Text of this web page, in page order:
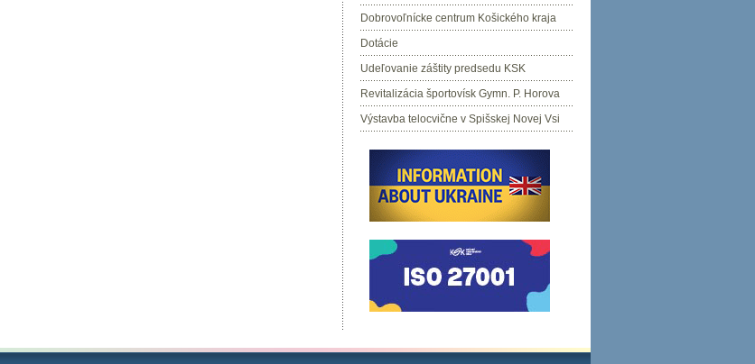
Dobrovoľnícke centrum Košického kraja
Dotácie
Udeľovanie záštity predsedu KSK
Revitalizácia športovísk Gymn. P. Horova
Výstavba telocvične v Spišskej Novej Vsi